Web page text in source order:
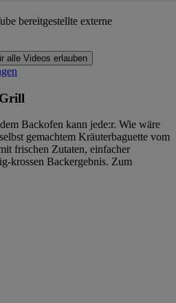
bereitgestellte externe
alle Videos erlauben
Backofen kann jede:r. Wie wäre
gemachtem Kräuterbaguette vom
frischen Zutaten, einfacher
krossen Backergebnis. Zum